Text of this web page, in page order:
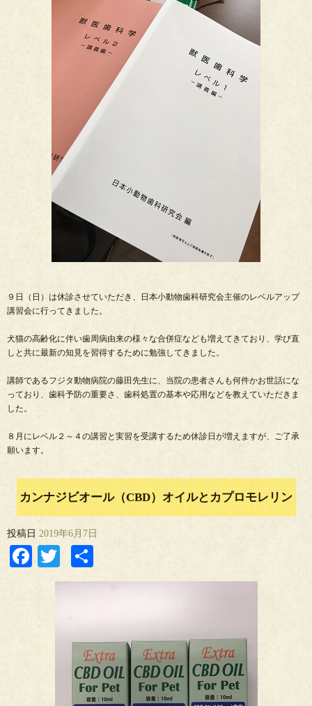
９日（日）は休診させていただき、日本小動物歯科研究会主催のレベルアップ
講習会に行ってきました。
犬猫の高齢化に伴い歯周病由来の様々な合併症なども増えてきており、学び直
しと共に最新の知見を習得するために勉強してきました。
講師であるフジタ動物病院の藤田先生に、当院の患者さんも何件かお世話にな
っており、歯科予防の重要さ、歯科処置の基本や応用などを教えていただきま
した。
８月にレベル２～４の講習と実習を受講するため休診日が増えますが、ご了承
願います。
カンナジビオール（CBD）オイルとカプロモレリン
投稿日 2019年6月7日
Facebook
Twitter
有